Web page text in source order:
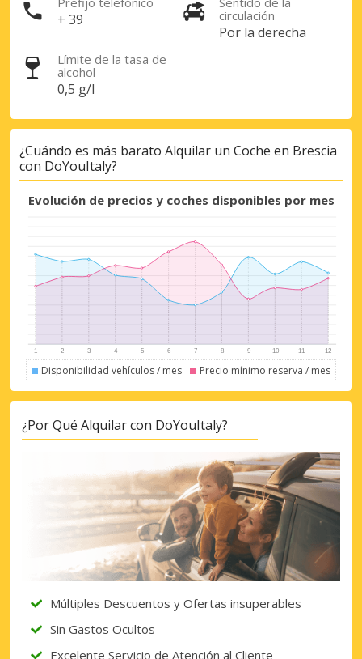
+ 39
circulación
Por la derecha
Límite de la tasa de
alcohol
0,5 g/l
¿Cuándo es más barato Alquilar un Coche en Brescia
con DoYouItaly?
Evolución de precios y coches disponibles por mes
Disponibilidad vehículos / mes Precio mínimo reserva / mes
¿Por Qué Alquilar con DoYouItaly?
Múltiples Descuentos y Ofertas insuperables
Sin Gastos Ocultos
Excelente Servicio de Atención al Cliente
Descuentos especiales
Accede a ofertas exclusivas de nuestros
proveedores.
Iniciar sesión con eLink